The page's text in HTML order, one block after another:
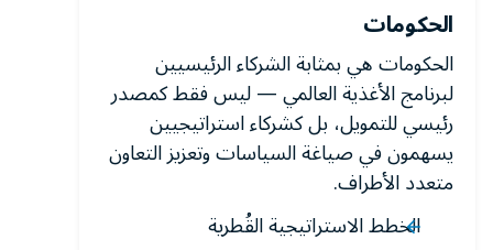
الحكومات
الحكومات هي بمثابة الشركاء الرئيسيين
لبرنامج الأغذية العالمي — ليس فقط كمصدر
رئيسي للتمويل، بل كشركاء استراتيجيين
يسهمون في صياغة السياسات وتعزيز التعاون
متعدد الأطراف.
الخطط الاستراتيجية القُطرية